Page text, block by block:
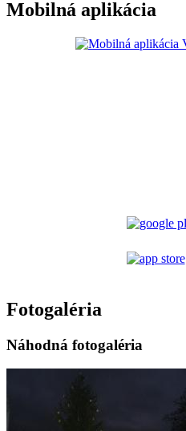
Mobilná aplikácia
Fotogaléria
Náhodná fotogaléria